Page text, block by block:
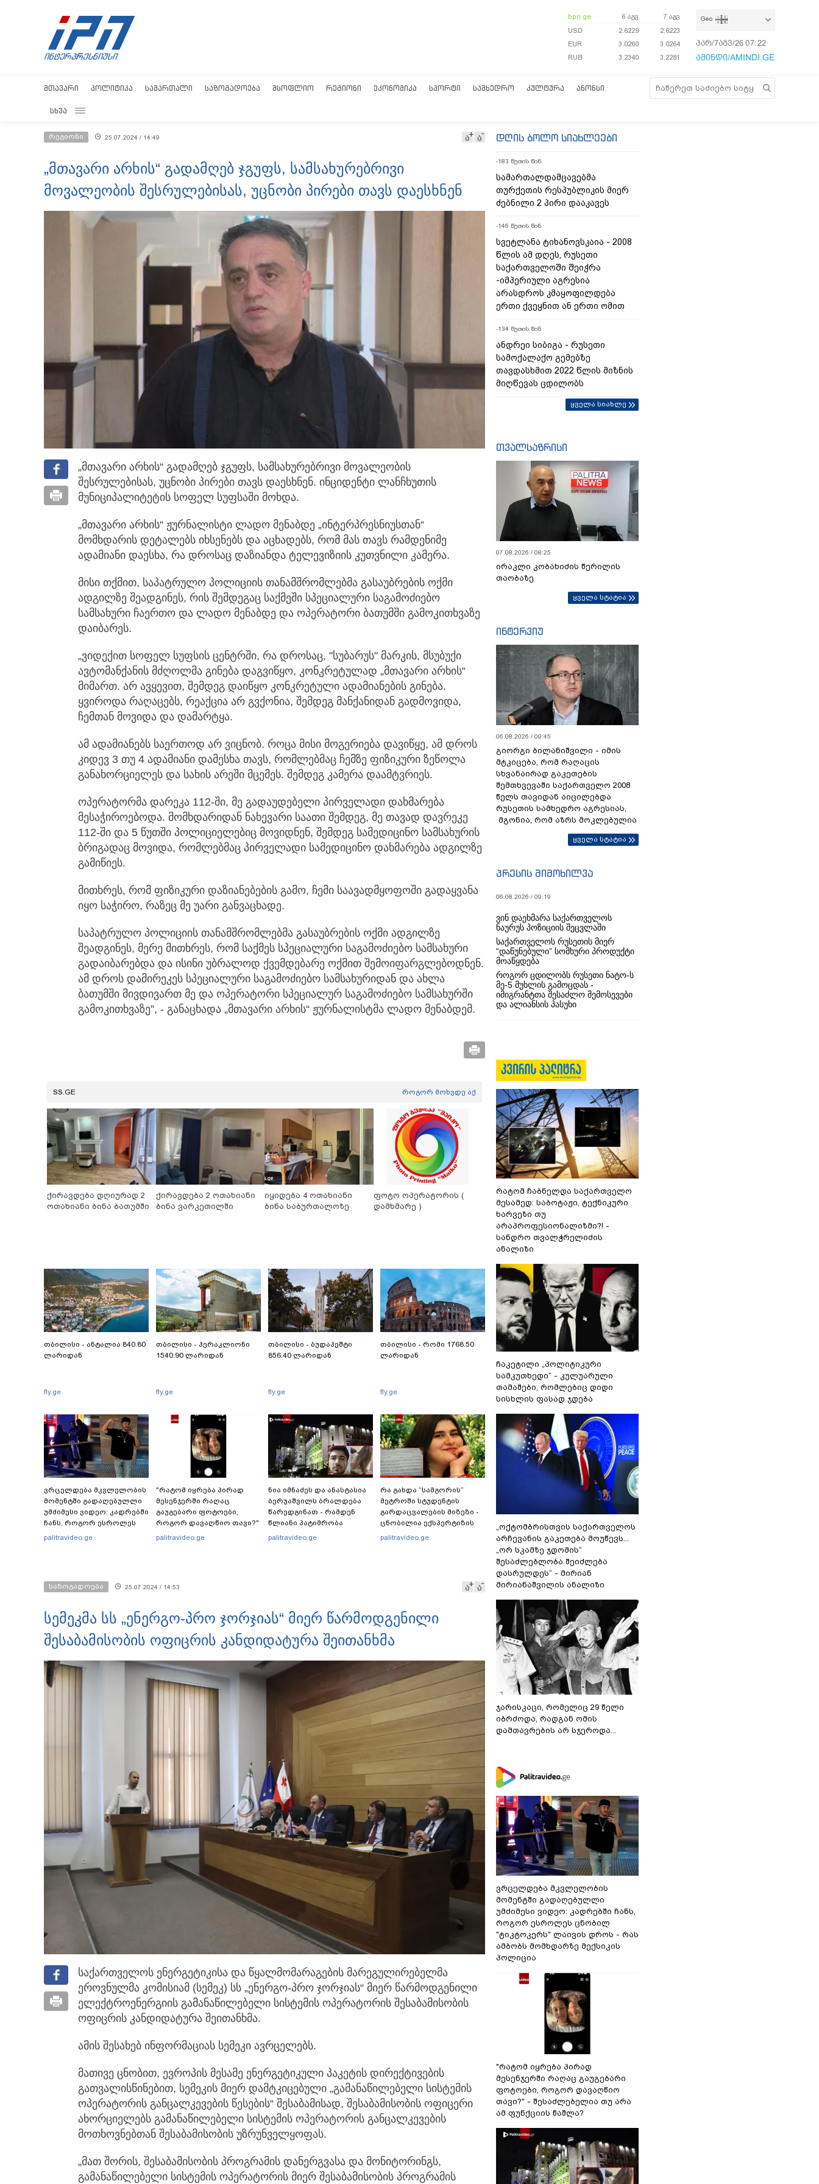
bpn.ge 6 აგვ
7 აგვ
USD
2.6229
2.6223
EUR
3.0260
3.0264
RUB
3.2340 3.2281
Geo
პარ/7აგვ/26 07:22:37
ამინდი/AMINDI.GE
ᲛᲗᲐᲕᲐᲠᲘ ᲞᲝᲚᲘᲢᲘᲙᲐ ᲡᲐᲛᲐᲠᲗᲐᲚᲘ ᲡᲐᲖᲝᲒᲐᲓᲝᲔᲑᲐ ᲛᲡᲝᲤᲚᲘᲝ ᲠᲔᲒᲘᲝᲜᲘ ᲔᲙᲝᲜᲝᲛᲘᲙᲐ ᲡᲞᲝᲠᲢᲘ ᲡᲐᲛᲮᲔᲓᲠᲝ ᲙᲣᲚᲢᲣᲠᲐ ᲐᲜᲝᲜᲡᲘ
ᲡᲮᲕᲐ
რეგიონი 25.07.2024 / 14:49 ა ა
„მთავარი არხის“ გადამღებ ჯგუფს, სამსახურებრივი
მოვალეობის შესრულებისას, უცნობი პირები თავს დაესხნენ
„მთავარი არხის“ გადამღებ ჯგუფს, სამსახურებრივი მოვალეობის
შესრულებისას, უცნობი პირები თავს დაესხნენ. ინციდენტი ლანჩხუთის
მუნიციპალიტეტის სოფელ სუფსაში მოხდა.
„მთავარი არხის“ ჟურნალისტი ლადო მენაბდე „ინტერპრესნიუსთან“
მომხდარის დეტალებს იხსენებს და აცხადებს, რომ მას თავს რამდენიმე
ადამიანი დაესხა, რა დროსაც დაზიანდა ტელევიზიის კუთვნილი კამერა.
მისი თქმით, საპატრულო პოლიციის თანამშრომლებმა გასაუბრების ოქმი
ადგილზე შეადგინეს, რის შემდეგაც საქმეში სპეციალური საგამოძიებო
სამსახური ჩაერთო და ლადო მენაბდე და ოპერატორი ბათუმში გამოკითხვაზე
დაიბარეს.
„ვიდექით სოფელ სუფსის ცენტრში, რა დროსაც, "სუბარუს" მარკის, მსუბუქი
ავტომანქანის მძღოლმა გინება დაგვიწყო, კონკრეტულად „მთავარი არხის“
მიმართ. არ ავყევით, შემდეგ დაიწყო კონკრეტული ადამიანების გინება.
ყვიროდა რაღაცებს, რეაქცია არ გვქონია, შემდეგ მანქანიდან გადმოვიდა,
ჩემთან მოვიდა და დამარტყა.
ამ ადამიანებს საერთოდ არ ვიცნობ. როცა მისი მოგერიება დავიწყე, ამ დროს
კიდევ 3 თუ 4 ადამიანი დამესხა თავს, რომლებმაც ჩემზე ფიზიკური ზეწოლა
განახორციელეს და სახის არეში მცემეს. შემდეგ კამერა დაამტვრიეს.
ოპერატორმა დარეკა 112-ში, მე გადაუდებელი პირველადი დახმარება
მესაჭიროებოდა. მომხდარიდან ნახევარი საათი შემდეგ, მე თავად დავრეკე
112-ში და 5 წუთში პოლიციელებიც მოვიდნენ, შემდეგ სამედიცინო სამსახურის
ბრიგადაც მოვიდა, რომლებმაც პირველადი სამედიცინო დახმარება ადგილზე
გამიწიეს.
მითხრეს, რომ ფიზიკური დაზიანებების გამო, ჩემი საავადმყოფოში გადაყვანა
იყო საჭირო, რაზეც მე უარი განვაცხადე.
საპატრულო პოლიციის თანამშრომლებმა გასაუბრების ოქმი ადგილზე
შეადგინეს, მერე მითხრეს, რომ საქმეს სპეციალური საგამოძიებო სამსახური
გადაიბარებდა და ისინი უბრალოდ ქვემდებარე ოქმით შემოიფარგლებოდნენ.
ამ დროს დამირეკეს სპეციალური საგამოძიებო სამსახურიდან და ახლა
ბათუმში მივდივართ მე და ოპერატორი სპეციალურ საგამოძიებო სამსახურში
გამოკითხვაზე”, - განაცხადა „მთავარი არხის“ ჟურნალისტმა ლადო მენაბდემ.
SS.GE როგორ მოხვდე აქ
ქირავდება დღიურად 2
ოთახიანი ბინა ბათუმში
ქირავდება 2 ოთახიანი
ბინა ვარკეთილში
იყიდება 4 ოთახიანი
ბინა საბურთალოზე
ფოტო ოპერატორის (
დამხმარე )
თბილისი - ანტალია 840.80
ლარიდან
fly.ge
თბილისი - ჰერაკლიონი
1540.90 ლარიდან
fly.ge
თბილისი - ბუდაპეშტი
856.40 ლარიდან
fly.ge
თბილისი - რომი 1768.50
ლარიდან
fly.ge
ვრცელდება მკვლელობის
მომენტში გადაღებულლი
უმძიმესი ვიდეო: კადრებში
ჩანს, როგორ ესროლეს
ცნობილ "ტიკტოკერს"
palitravideo.ge
"რატომ იყრება პირად
მესენჯერში რაღაც
გაუგებარი ფოტოები,
როგორ დავაღწიო თავი?"
- შესაძლებელია თუ არა ამ
palitravideo.ge
ნია იმნაძეს და ანასტასია
ბერუაშვილს ბრალდება
წარედგინათ - რამდენ
წლიანი პატიმრობა
ემუქრებათ
palitravideo.ge
რა გახდა “სამგორის”
მეტროში სტუდენტის
გარდაცვალების მიზეზი -
ცნობილია ექსპერტიზის
პასუხი
palitravideo.ge
საზოგადოება 25.07.2024 / 14:53 ა ა
სემეკმა სს „ენერგო-პრო ჯორჯიას“ მიერ წარმოდგენილი
შესაბამისობის ოფიცრის კანდიდატურა შეითანხმა
საქართველოს ენერგეტიკისა და წყალმომარაგების მარეგულირებელმა
ეროვნულმა კომისიამ (სემეკ) სს „ენერგო-პრო ჯორჯიას“ მიერ წარმოდგენილი
ელექტროენერგიის გამანაწილებელი სისტემის ოპერატორის შესაბამისობის
ოფიცრის კანდიდატურა შეითანხმა.
ამის შესახებ ინფორმაციას სემეკი ავრცელებს.
მათივე ცნობით, ევროპის მესამე ენერგეტიკული პაკეტის დირექტივების
გათვალისწინებით, სემეკის მიერ დამტკიცებული „გამანაწილებელი სისტემის
ოპერატორის განცალკევების წესების“ შესაბამისად, შესაბამისობის ოფიცერი
ახორციელებს გამანაწილებელი სისტემის ოპერატორის განცალკევების
მოთხოვნებთან შესაბამისობის უზრუნველყოფას.
„მათ შორის, შესაბამისობის პროგრამის დანერგვასა და მონიტორინგს,
გამანაწილებელი სისტემის ოპერატორის მიერ შესაბამისობის პროგრამის
დღის ბოლო სიახლეები
-183 წუთის წინ
სამართალდამცავებმა
თურქეთის რესპუბლიკის მიერ
ძებნილი 2 პირი დააკავეს
-146 წუთის წინ
სვეტლანა ტიხანოვსკაია - 2008
წლის ამ დღეს, რუსეთი
საქართველოში შეიჭრა
-იმპერიული აგრესია
არასდროს კმაყოფილდება
ერთი ქვეყნით ან ერთი ომით
-134 წუთის წინ
ანდრეი სიბიგა - რუსეთი
სამოქალაქო გემებზე
თავდასხმით 2022 წლის მიზნის
მიღწევას ცდილობს
ყველა სიახლე
თვალსაზრისი
07.08.2026 / 08:25
ირაკლი კობახიძის წერილის
თაობაზე
ყველა სტატია
ინტერვიუ
06.08.2026 / 09:45
გიორგი ბილანიშვილი - იმის
მტკიცება, რომ რაღაცის
სხვანაირად გაკეთების
შემთხვევაში საქართველო 2008
წელს თავიდან აიცილებდა
რუსეთის სამხედრო აგრესიას,
მგონია, რომ აზრს მოკლებულია
ყველა სტატია
პრესის მიმოხილვა
06.08.2026 / 09:19
ვინ დაეხმარა საქართველოს
ნაურუს პოზიციის შეცვლაში
საქართველოს რუსეთის მიერ
“დაწუნებული” სომხური პროდუქტი
მოაწყდება
როგორ ცდილობს რუსეთი ნატო-ს
მე-5 მუხლის გამოცდას -
იმიგრანტთა შესაძლო შემოსევები
და ალიანსის პასუხი
რატომ ჩაბნელდა საქართველო
მესამედ: საბოტაჟი, ტექნიკური
ხარვეზი თუ
არაპროფესიონალიზმი?! -
სანდრო თვალჭრელიძის
ანალიზი
ჩაკეტილი „პოლიტიკური
სამკუთხედი“ - კულუარული
თამაშები, რომლებიც დიდი
სისხლის ფასად ჯდება
„ოქტომბრისთვის საქართველოს
არჩევანის გაკეთება მოუწევს...
„ორ სკამზე ჯდომის“
შესაძლებლობა შეიძლება
დასრულდეს“ - მირიან
მირიანაშვილის ანალიზი
ჯარისკაცი, რომელიც 29 წელი
იბრძოდა, რადგან ომის
დამთავრების არ სჯეროდა...
ვრცელდება მკვლელობის
მომენტში გადაღებულლი
უმძიმესი ვიდეო: კადრებში ჩანს,
როგორ ესროლეს ცნობილ
"ტიკტოკერს" ლაივის დროს - რას
ამბობს მომხდარზე მექსიკის
პოლიცია
"რატომ იყრება პირად
მესენჯერში რაღაც გაუგებარი
ფოტოები, როგორ დავაღწიო
თავი?" - შესაძლებელია თუ არა
ამ ფუნქციის წაშლა?